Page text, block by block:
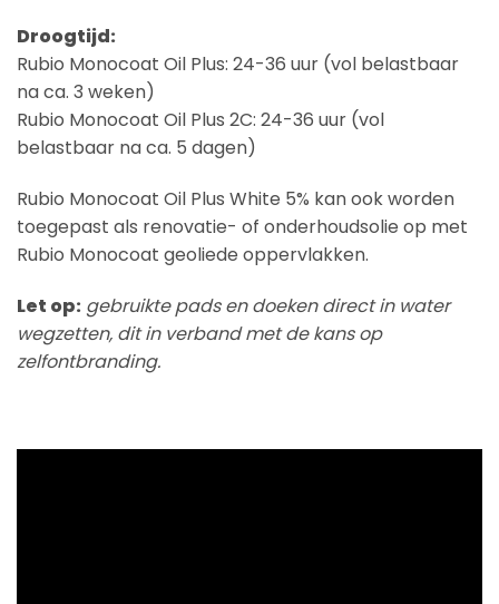
Droogtijd:
Rubio Monocoat Oil Plus: 24-36 uur (vol belastbaar
na ca. 3 weken)
Rubio Monocoat Oil Plus 2C: 24-36 uur (vol
belastbaar na ca. 5 dagen)
Rubio Monocoat Oil Plus White 5% kan ook worden
toegepast als renovatie- of onderhoudsolie op met
Rubio Monocoat geoliede oppervlakken.
Let op: gebruikte pads en doeken direct in water
wegzetten, dit in verband met de kans op
zelfontbranding.